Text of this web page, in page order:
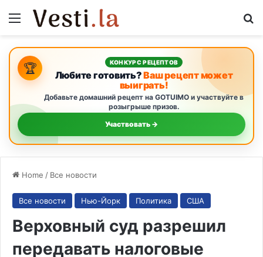
Menu
🏆 КОНКУРС РЕЦЕПТОВ
Любите готовить?Ваш рецепт может
выиграть!
Добавьте домашний рецепт на GOTUIMO и участвуйте в
розыгрыше призов.
Участвовать →
Home / Все новости
Все новости Нью-Йорк Политика США
Верховный суд разрешил
передавать налоговые